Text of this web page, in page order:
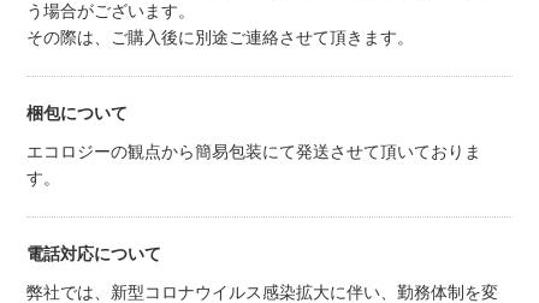
う場合がございます。
その際は、ご購入後に別途ご連絡させて頂きます。
梱包について
エコロジーの観点から簡易包装にて発送させて頂いておりま
す。
電話対応について
弊社では、新型コロナウイルス感染拡大に伴い、勤務体制を変